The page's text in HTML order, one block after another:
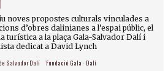
noves propostes culturals vinculades a
d’obres dalinianes a l’espai públic, el
turística a la plaça Gala-Salvador Dalí i
dedicat a David Lynch
Salvador Dalí Fundació Gala - Dalí